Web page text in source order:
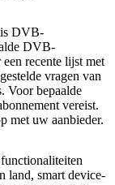
DVB-
DVB-
recente lijst met
vragen van
Voor bepaalde
vereist.
met uw aanbieder.
land, smart device-